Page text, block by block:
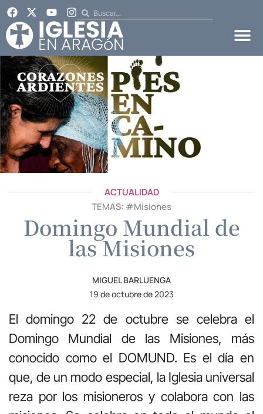
ACTUALIDAD
TEMAS: #Misiones
Domingo Mundial de
las Misiones
MIGUEL BARLUENGA
19 de octubre de 2023
El domingo 22 de octubre se celebra el
Domingo Mundial de las Misiones, más
conocido como el DOMUND. Es el día en
que, de un modo especial, la Iglesia universal
reza por los misioneros y colabora con las